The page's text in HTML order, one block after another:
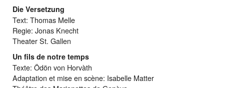
Die Versetzung
Text: Thomas Melle
Regie: Jonas Knecht
Theater St. Gallen
Un fils de notre temps
Texte: Ödön von Horvàth
Adaptation et mise en scène: Isabelle Matter